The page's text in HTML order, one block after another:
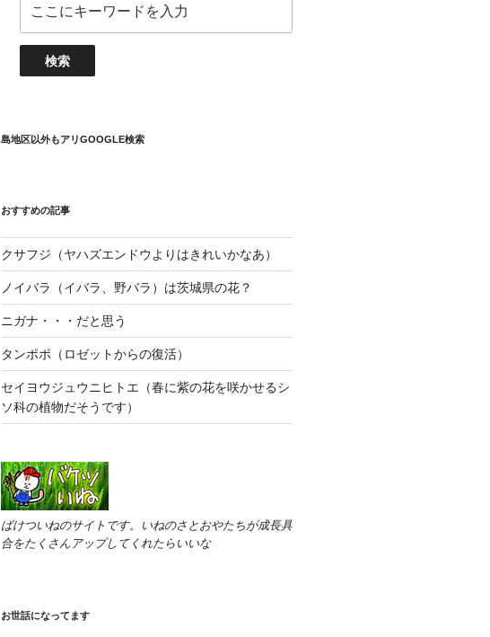
島地区以外もアリGOOGLE検索
おすすめの記事
クサフジ（ヤハズエンドウよりはきれいかなあ）
ノイバラ（イバラ、野バラ）は茨城県の花？
ニガナ・・・だと思う
タンポポ（ロゼットからの復活）
セイヨウジュウニヒトエ（春に紫の花を咲かせるシ
ソ科の植物だそうです）
ばけついねのサイトです。いねのさとおやたちが成長具
合をたくさんアップしてくれたらいいな
お世話になってます